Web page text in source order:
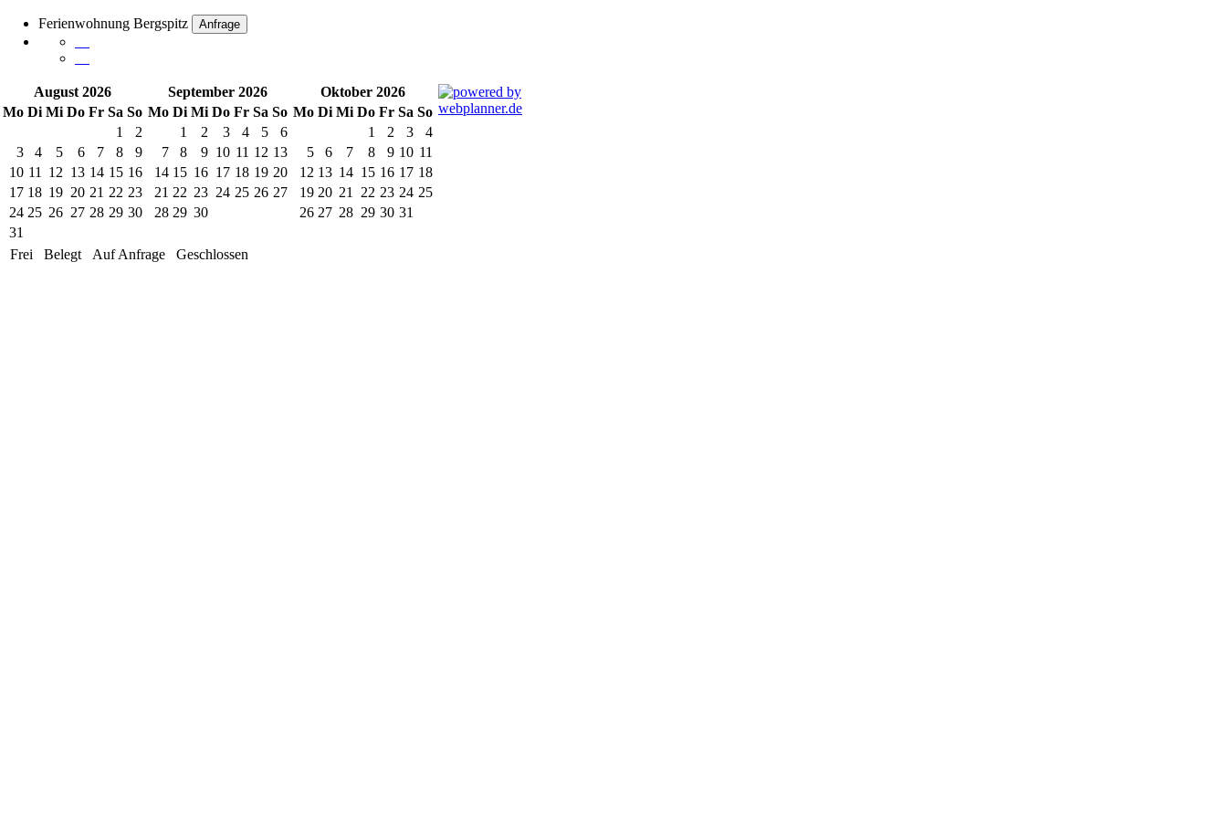
Ferienwohnung Bergspitz Anfrage
August 2026
Mo Di Mi Do Fr Sa So
1
2
3
4 5 6 7 8
9
10 11 12 13 14 15 16
17 18 19 20 21 22 23
24 25 26 27 28 29 30
31
September 2026
Mo Di Mi Do Fr Sa So
1
2 3 4 5
6
7
8 9 10 11 12 13
14 15 16 17 18 19 20
21 22 23 24 25 26 27
28 29 30
Oktober 2026
Mo Di Mi Do Fr Sa So
1
2 3
4
5
6 7 8 9 10 11
12 13 14 15 16 17 18
19 20 21 22 23 24 25
26 27 28 29 30 31
Frei Belegt Auf Anfrage Geschlossen